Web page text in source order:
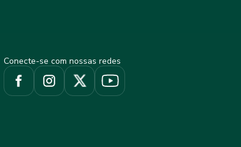
Conecte-se com nossas redes